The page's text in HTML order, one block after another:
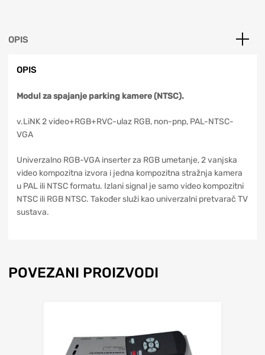
OPIS
OPIS
Modul za spajanje parking kamere (NTSC).
v.LiNK 2 video+RGB+RVC-ulaz RGB, non-pnp, PAL-NTSC-
VGA
Univerzalno RGB-VGA inserter za RGB umetanje, 2 vanjska
video kompozitna izvora i jedna kompozitna stražnja kamera
u PAL ili NTSC formatu. Izlani signal je samo video kompozitni
NTSC ili RGB NTSC. Također služi kao univerzalni pretvarač TV
sustava.
POVEZANI PROIZVODI